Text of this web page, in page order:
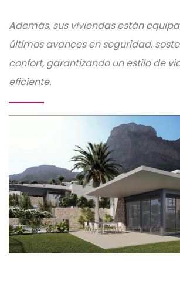
Además, sus viviendas están
últimos avances en seguridad,
confort, garantizando un estilo de
eficiente.